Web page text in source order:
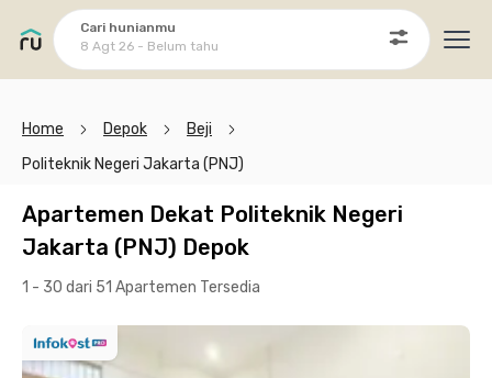
Cari hunianmu
8 Agt 26 - Belum tahu
Home Depok
Beji
Politeknik Negeri Jakarta (PNJ)
Apartemen Dekat Politeknik Negeri
Jakarta (PNJ) Depok
1 - 30 dari 51 Apartemen Tersedia